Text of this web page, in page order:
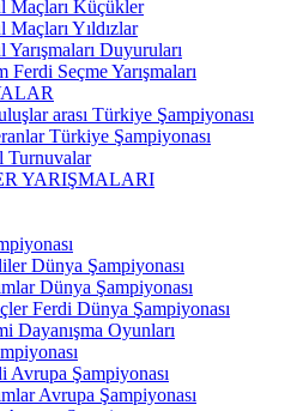
Maçları Küçükler
Maçları Yıldızlar
Yarışmaları Duyuruları
Ferdi Seçme Yarışmaları
arası Türkiye Şampiyonası
Türkiye Şampiyonası
Turnuvalar
YARIŞMALARI
Dünya Şampiyonası
Dünya Şampiyonası
Ferdi Dünya Şampiyonası
Dayanışma Oyunları
Avrupa Şampiyonası
Avrupa Şampiyonası